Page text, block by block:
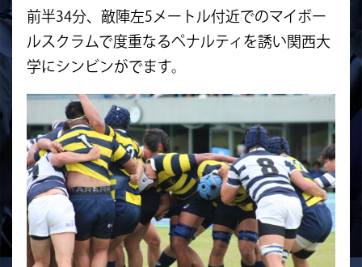
前半34分、敵陣左5メートル付近でのマイボー
ルスクラムで度重なるペナルティを誘い関西大
学にシンビンがでます。